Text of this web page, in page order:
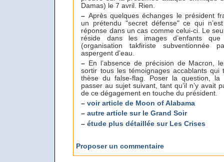
Damas) le 7 avril. Rien.
– Après quelques échanges le président
un prétendu "secret défense" ce qui
réponse dans un cas comme celui-ci. Le
réside dans les images d’enfants
(organisation takfiriste subventionnée
aspergent d’eau.
– En l’absence de précision de Macron,
sortir tous les témoignages accablants qui
thèse du false-flag. Poser la question,
passer au sujet suivant, tant qu’il n’y avait
de ce dégagement en touche du président.
– voir article de Moon of Alabama
– autre article sur le Grand Soir
– étude plus détaillée sur Les Crises
Proposer un commentaire